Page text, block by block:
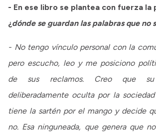
- En ese libro se plantea con fuerza la
¿dónde se guardan las palabras que no
- No tengo vínculo personal con la
pero escucho, leo y me posiciono
de sus reclamos. Creo que
deliberadamente oculta por la
tiene la sartén por el mango y decide
no. Esa ninguneada, que genera que